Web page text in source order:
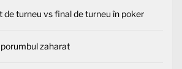
de turneu vs final de turneu în poker
zaharat